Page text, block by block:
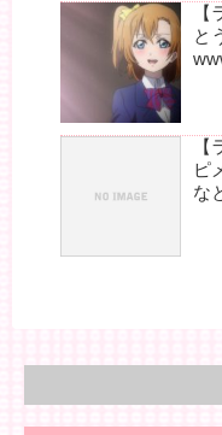
と
ピ
な